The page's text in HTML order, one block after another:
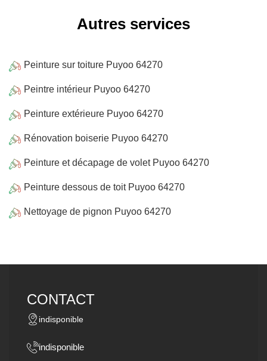
Autres services
Peinture sur toiture Puyoo 64270
Peintre intérieur Puyoo 64270
Peinture extérieure Puyoo 64270
Rénovation boiserie Puyoo 64270
Peinture et décapage de volet Puyoo 64270
Peinture dessous de toit Puyoo 64270
Nettoyage de pignon Puyoo 64270
CONTACT
indisponible
indisponible